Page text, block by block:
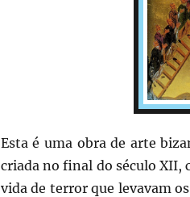
Esta é uma obra de arte
criada no final do século XII,
vida de terror que levavam